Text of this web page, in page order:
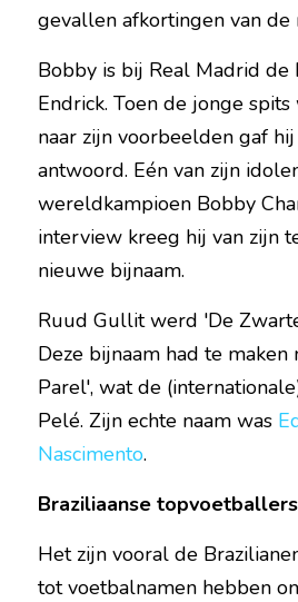
gevallen afkortingen van de
Bobby is bij Real Madrid de
Endrick. Toen de jonge
naar zijn voorbeelden gaf
antwoord. Eén van zijn
wereldkampioen Bobby
interview kreeg hij van zijn
nieuwe bijnaam.
Ruud Gullit werd 'De
Deze bijnaam had te
Parel', wat de
Pelé. Zijn echte naam was
Nascimento.
Braziliaanse topvoetballers
Het zijn vooral de
tot voetbalnamen hebben